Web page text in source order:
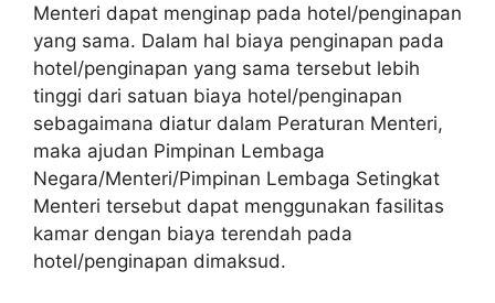
Menteri dapat menginap pada hotel/penginapan
yang sama. Dalam hal biaya penginapan pada
hotel/penginapan yang sama tersebut lebih
tinggi dari satuan biaya hotel/penginapan
sebagaimana diatur dalam Peraturan Menteri,
maka ajudan Pimpinan Lembaga
Negara/Menteri/Pimpinan Lembaga Setingkat
Menteri tersebut dapat menggunakan fasilitas
kamar dengan biaya terendah pada
hotel/penginapan dimaksud.